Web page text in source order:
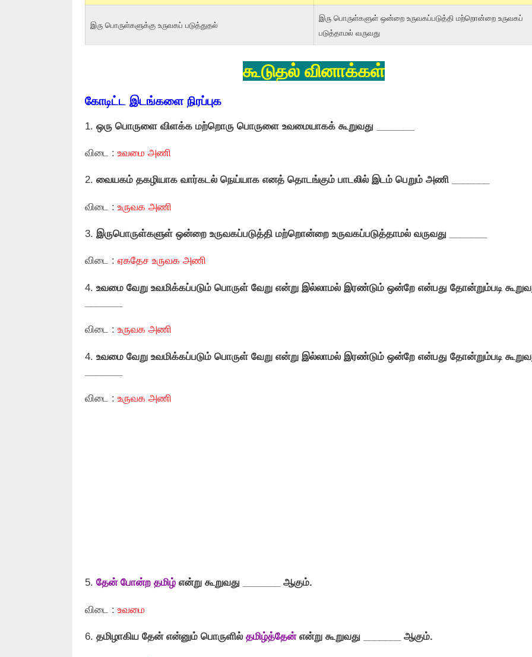
இரு பொருள்களுக்கு உருவகப் படுத்துதல்
இரு பொருள்களுள் ஒன்றை உருவகப்படுத்தி மற்றொன்றை உருவகப்
படுத்தாமல் வருவது
கூடுதல் வினாக்கள்
கோடிட்ட இடங்களை நிரப்புக
1. ஒரு பொருளை விளக்க மற்றொரு பொருளை உவமையாகக் கூறுவது _______
விடை : உவமை அணி
2. வையகம் தகழியாக வார்கடல் நெய்யாக எனத் தொடங்கும் பாடலில் இடம் பெறும் அணி
விடை : உருவக அணி
3. இருபொருள்களுள் ஒன்றை உருவகப்படுத்தி மற்றொன்றை உருவகப்படுத்தாமல் வருவது _______
விடை : ஏகதேச உருவக அணி
4. உவமை வேறு உவமிக்கப்படும் பொருள் வேறு என்று இல்லாமல் இரண்டும் ஒன்றே என்பது தோன்றும்படி
விடை : உருவக அணி
4. உவமை வேறு உவமிக்கப்படும் பொருள் வேறு என்று இல்லாமல் இரண்டும் ஒன்றே என்பது தோன்றும்படி
விடை : உருவக அணி
5. தேன் போன்ற தமிழ் என்று கூறுவது _______ ஆகும்.
விடை : உவமை
6. தமிழாகிய தேன் என்னும் பொருளில் தமிழ்த்தேன்என்று கூறுவது _______ ஆகும்.